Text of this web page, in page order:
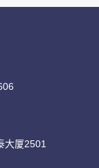
大厦2501